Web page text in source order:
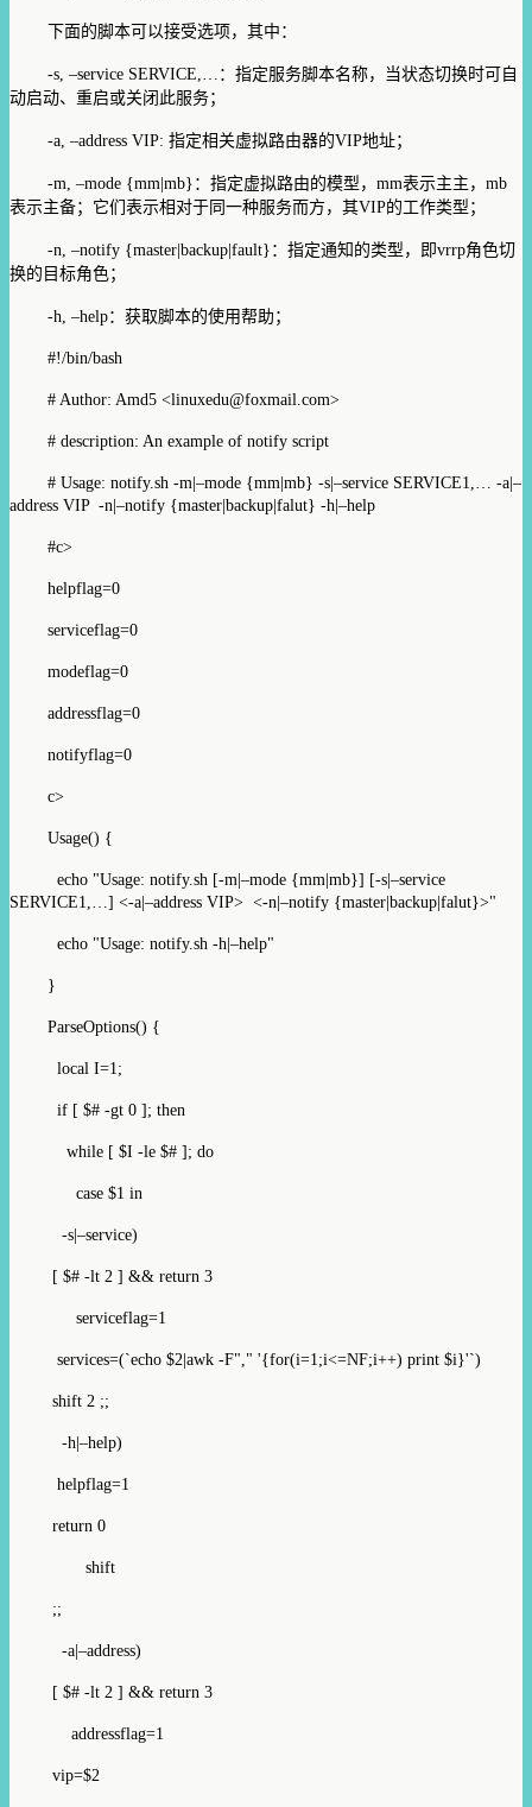
下面的脚本可以接受选项，其中：
-s, –service SERVICE,…：指定服务脚本名称，当状态切换时可自
动启动、重启或关闭此服务；
-a, –address VIP: 指定相关虚拟路由器的VIP地址；
-m, –mode {mm|mb}：指定虚拟路由的模型，mm表示主主，mb
表示主备；它们表示相对于同一种服务而方，其VIP的工作类型；
-n, –notify {master|backup|fault}：指定通知的类型，即vrrp角色切
换的目标角色；
-h, –help：获取脚本的使用帮助；
#!/bin/bash
# Author: Amd5 <linuxedu@foxmail.com>
# description: An example of notify script
# Usage: notify.sh -m|–mode {mm|mb} -s|–service SERVICE1,… -a|–
address VIP -n|–notify {master|backup|falut} -h|–help
#c>
helpflag=0
serviceflag=0
modeflag=0
addressflag=0
notifyflag=0
c>
Usage() {
echo "Usage: notify.sh [-m|–mode {mm|mb}] [-s|–service
SERVICE1,…] <-a|–address VIP> <-n|–notify {master|backup|falut}>"
echo "Usage: notify.sh -h|–help"
}
ParseOptions() {
local I=1;
if [ $# -gt 0 ]; then
while [ $I -le $# ]; do
case $1 in
-s|–service)
[ $# -lt 2 ] && return 3
serviceflag=1
services=(`echo $2|awk -F"," '{for(i=1;i<=NF;i++) print $i}'`)
shift 2 ;;
-h|–help)
helpflag=1
return 0
shift
;;
-a|–address)
[ $# -lt 2 ] && return 3
addressflag=1
vip=$2